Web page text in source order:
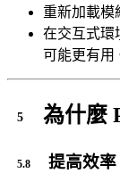
重新加載模
在交互式環
可能更有用
為什麼
提高效率